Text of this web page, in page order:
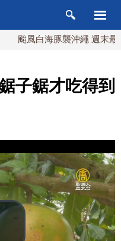
風白海豚襲沖繩 週末最近台
子鋸才吃得到